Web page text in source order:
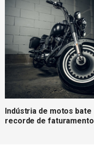
Indústria de motos bate
recorde de faturamento